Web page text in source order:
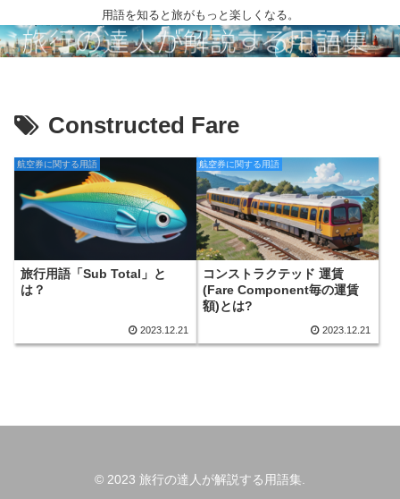
用語を知ると旅がもっと楽しくなる。
Constructed Fare
航空券に関する用語
旅行用語「Sub Total」と
は？
2023.12.21
航空券に関する用語
コンストラクテッド 運賃
(Fare Component毎の運賃
額)とは?
2023.12.21
© 2023 旅行の達人が解説する用語集.